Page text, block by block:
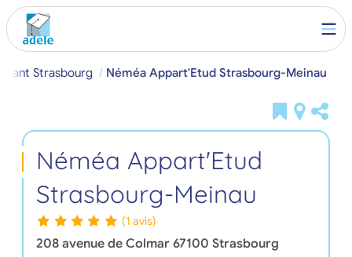
Strasbourg Néméa Appart'Etud Strasbourg-Meinau
Néméa Appart'Etud
Strasbourg-Meinau
(1 avis)
208 avenue de Colmar 67100 Strasbourg